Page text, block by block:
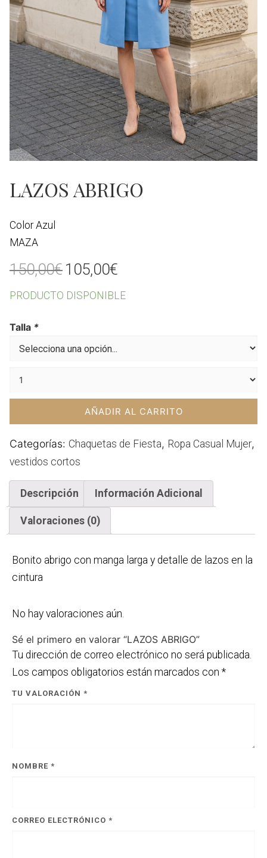
LAZOS ABRIGO
Color Azul
MAZA
150,00€ El
original
105,00€
actual
PRODUCTO DISPONIBLE
Talla *
AÑADIR AL CARRITO
Categorías: Chaquetas de Fiesta, Ropa Casual Mujer,
vestidos cortos
Descripción Información Adicional
Valoraciones (0)
Bonito abrigo con manga larga y detalle de lazos en la
cintura
No hay valoraciones aún.
Sé el primero en valorar “LAZOS ABRIGO”
Tu dirección de correo electrónico no será publicada.
Los campos obligatorios están marcados con *
TU VALORACIÓN *
NOMBRE *
CORREO ELECTRÓNICO *